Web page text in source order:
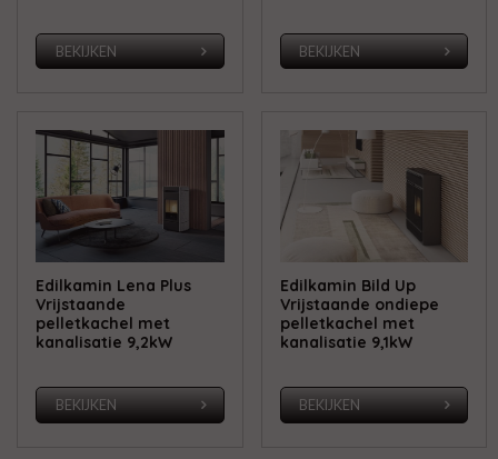
BEKIJKEN BEKIJKEN
Edilkamin Lena Plus
Vrijstaande
pelletkachel met
kanalisatie 9,2kW
BEKIJKEN
Edilkamin Bild Up
Vrijstaande ondiepe
pelletkachel met
kanalisatie 9,1kW
BEKIJKEN